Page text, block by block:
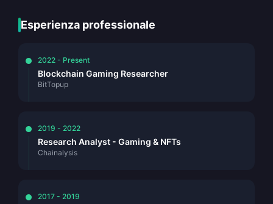
Esperienza professionale
2022 - Present
Blockchain Gaming Researcher
BitTopup
2019 - 2022
Research Analyst - Gaming & NFTs
Chainalysis
2017 - 2019